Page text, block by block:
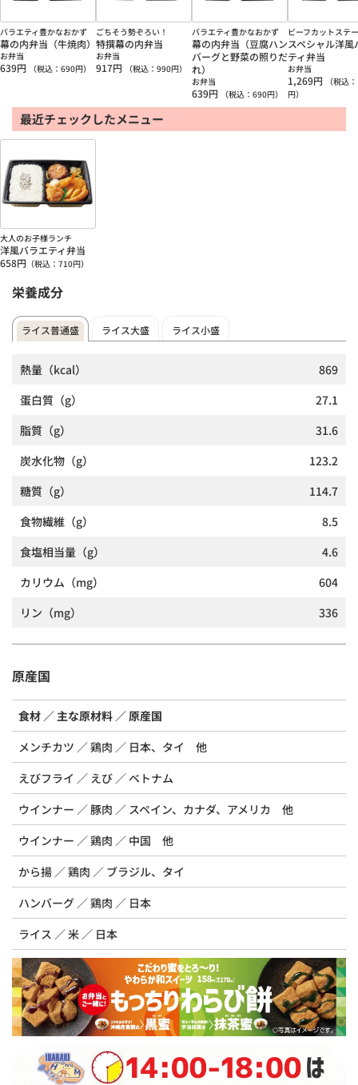
バラエティ豊かなおかず
幕の内弁当（牛焼肉）
お弁当
639円 （税込： 690円）
ごちそう勢ぞろい！
特撰幕の内弁当
お弁当
917円 （税込： 990円）
バラエティ豊かなおかず
幕の内弁当（豆腐ハン
バーグと野菜の照りだ
れ）
お弁当
639円 （税込： 690円）
ビーフカットステ
スペシャル洋風
ティ弁当
お弁当
1,269円 （税込：
円）
最近チェックしたメニュー
大人のお子様ランチ
洋風バラエティ弁当
658円 （税込： 710円）
栄養成分
ライス普通盛 ライス大盛 ライス小盛
熱量 （kcal）
869
蛋白質 （g）
27.1
脂質 （g）
31.6
炭水化物 （g）
123.2
糖質 （g）
114.7
食物繊維 （g）
8.5
食塩相当量 （g）
4.6
カリウム （mg）
604
リン （mg） 336
原産国
食材 主な原材料
原産国
メンチカツ
鶏肉
日本、タイ 他
えびフライ
えび
ベトナム
ウインナー
豚肉
スペイン、カナダ、アメリカ 他
ウインナー
鶏肉
中国 他
から揚
鶏肉
ブラジル、タイ
ハンバーグ
鶏肉
日本
ライス
米 日本